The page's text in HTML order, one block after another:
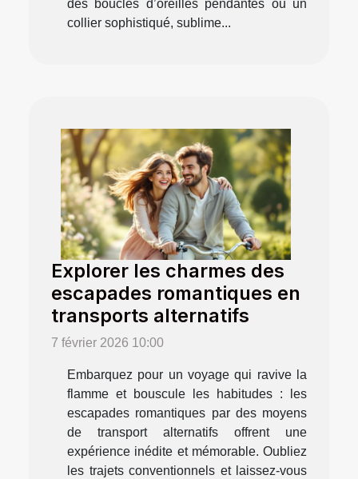
des boucles d’oreilles pendantes ou un
collier sophistiqué, sublime...
Explorer les charmes des
escapades romantiques en
transports alternatifs
7 février 2026 10:00
Embarquez pour un voyage qui ravive la
flamme et bouscule les habitudes : les
escapades romantiques par des moyens
de transport alternatifs offrent une
expérience inédite et mémorable. Oubliez
les trajets conventionnels et laissez-vous